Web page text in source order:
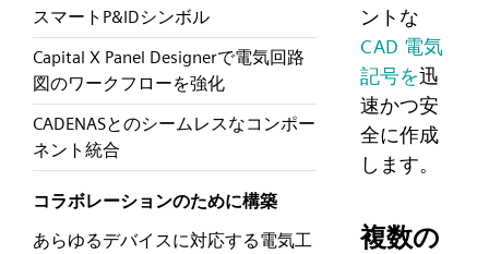
スマートP&IDシンボル
Capital X Panel Designerで電気回路
図のワークフローを強化
CADENASとのシームレスなコンポー
ネント統合
コラボレーションのために構築
あらゆるデバイスに対応する電気工
ントな
CAD 電気
記号を迅
速かつ安
全に作成
します。
複数の